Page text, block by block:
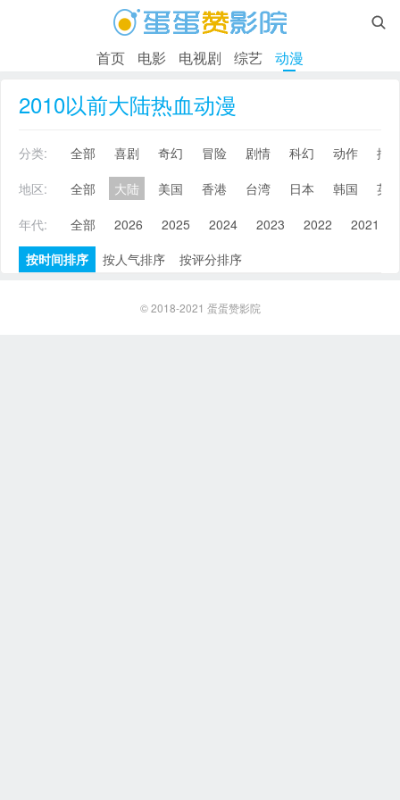

首页 电影 电视剧 综艺 动漫
2010以前大陆热血动漫
分类: 全部 喜剧 奇幻 冒险 剧情 科幻 动作
搞
地区:
全部 大陆 美国 香港 台湾 日本 韩国
英
年代:
全部 2026 2025 2024 2023 2022 2021
按时间排序
按人气排序 按评分排序
© 2018-2021 蛋蛋赞影院